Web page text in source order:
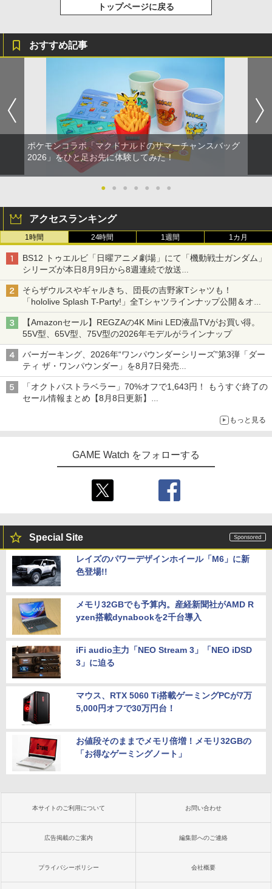
トップページに戻る
おすすめ記事
ポケモンコラボ「マクドナルドのサマーチャンスバッグ
2026」をひと足お先に体験してみた！
● ● ● ● ● ● ●
アクセスランキング
1時間 24時間 1週間 1カ月
BS12 トゥエルビ「日曜アニメ劇場」にて「機動戦士ガンダム」
シリーズが本日8月9日から8週連続で放送
初回は「機動戦士ガンダム【HDリマスター版】」
そらザウルスやギャルきち、団長の吉野家Tシャツも！
「hololive Splash T-Party!」全Tシャツラインナップ公開＆オン
ライン販売開始
【Amazonセール】REGZAの4K Mini LED液晶TVがお買い得。
55V型、65V型、75V型の2026年モデルがラインナップ
バーガーキング、2026年“ワンパウンダーシリーズ”第3弾「ダー
ティ ザ・ワンパウンダー」を8月7日発売
「特製ガーリックマヨソース」を使用した超大型チーズバーガー
「オクトパストラベラー」70%オフで1,643円！ もうすぐ終了の
セール情報まとめ【8月8日更新】
もっと見る
GAME Watch をフォローする
Special Site
レイズのパワーデザインホイール「M6」に新
色登場!!
メモリ32GBでも予算内。産経新聞社がAMD R
yzen搭載dynabookを2千台導入
iFi audio主力「NEO Stream 3」「NEO iDSD
3」に迫る
マウス、RTX 5060 Ti搭載ゲーミングPCが7万
5,000円オフで30万円台！
お値段そのままでメモリ倍増！メモリ32GBの
「お得なゲーミングノート」
本サイトのご利用について お問い合わせ
広告掲載のご案内 編集部へのご連絡
プライバシーポリシー 会社概要